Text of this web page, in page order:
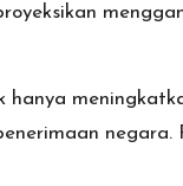
hanya
negara.